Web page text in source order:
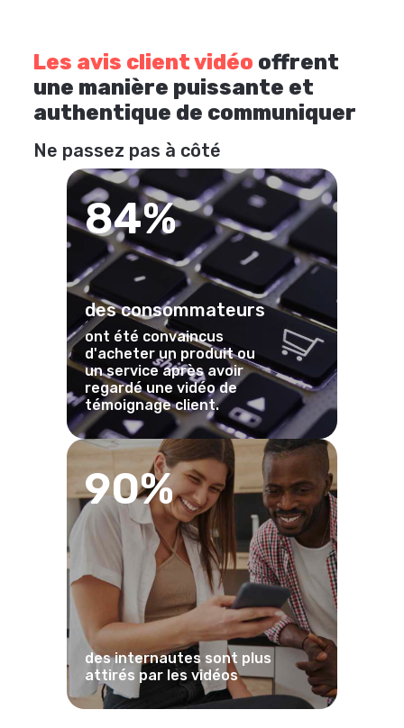
Les avis client vidéo offrent
une manière puissante et
authentique de communiquer
Ne passez pas à côté
84%
des consommateurs
ont été convaincus
d'acheter un produit ou
un service après avoir
regardé une vidéo de
témoignage client.
90%
des internautes sont plus
attirés par les vidéos